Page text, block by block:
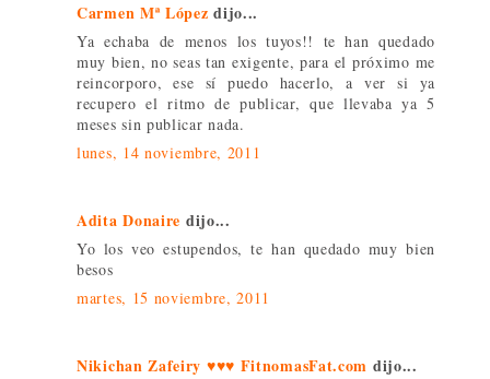
Carmen Mª López dijo...
Ya echaba de menos los tuyos!! te han quedado
muy bien, no seas tan exigente, para el próximo me
reincorporo, ese sí puedo hacerlo, a ver si ya
recupero el ritmo de publicar, que llevaba ya 5
meses sin publicar nada.
lunes, 14 noviembre, 2011
Adita Donaire dijo...
Yo los veo estupendos, te han quedado muy bien
besos
martes, 15 noviembre, 2011
Nikichan Zafeiry ♥♥♥ FitnomasFat.com dijo...